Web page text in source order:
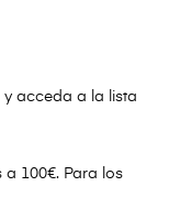
acceda a la lista
100€. Para los